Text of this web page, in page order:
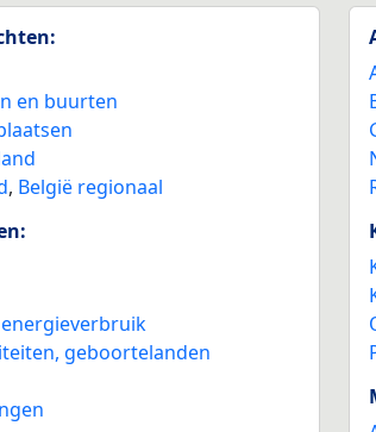
en buurten
, België regionaal
geboortelanden